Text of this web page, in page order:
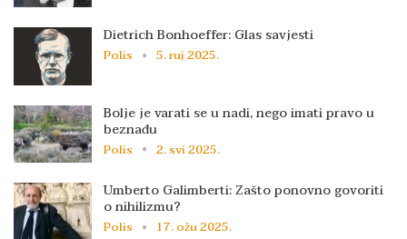
Dietrich Bonhoeffer: Glas savjesti
Polis 5. ruj 2025.
Bolje je varati se u nadi, nego imati pravo u
beznađu
Polis 2. svi 2025.
Umberto Galimberti: Zašto ponovno govoriti
o nihilizmu?
Polis 17. ožu 2025.